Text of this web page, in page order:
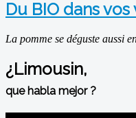
Du BIO dans vos
La pomme se déguste aussi
¿Limousin,
que habla mejor ?